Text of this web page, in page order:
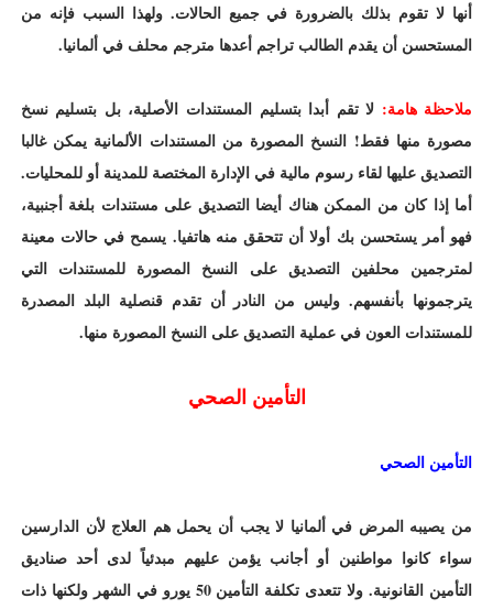
أنها لا تقوم بذلك بالضرورة في جميع الحالات. ولهذا السبب فإنه من
المستحسن أن يقدم الطالب تراجم أعدها مترجم محلف في ألمانيا.
ملاحظة هامة: لا تقم أبدا بتسليم المستندات الأصلية، بل بتسليم نسخ
مصورة منها فقط! النسخ المصورة من المستندات الألمانية يمكن غالبا
التصديق عليها لقاء رسوم مالية في الإدارة المختصة للمدينة أو للمحليات.
أما إذا كان من الممكن هناك أيضا التصديق على مستندات بلغة أجنبية،
فهو أمر يستحسن بك أولا أن تتحقق منه هاتفيا. يسمح في حالات معينة
لمترجمين محلفين التصديق على النسخ المصورة للمستندات التي
يترجمونها بأنفسهم. وليس من النادر أن تقدم قنصلية البلد المصدرة
للمستندات العون في عملية التصديق على النسخ المصورة منها.
التأمين الصحي
التأمين الصحي
من يصيبه المرض في ألمانيا لا يجب أن يحمل هم العلاج لأن الدارسين
سواء كانوا مواطنين أو أجانب يؤمن عليهم مبدئياً لدى أحد صناديق
التأمين القانونية. ولا تتعدى تكلفة التأمين 50 يورو في الشهر ولكنها ذات